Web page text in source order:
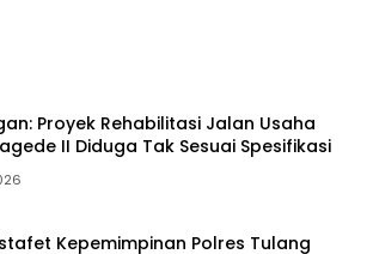
Proyek Rehabilitasi Jalan Usaha
II Diduga Tak Sesuai Spesifikasi
Kepemimpinan Polres Tulang